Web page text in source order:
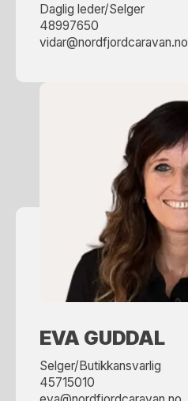
Daglig leder/Selger
48997650
vidar@nordfjordcaravan.no
EVA GUDDAL
Selger/Butikkansvarlig
45715010